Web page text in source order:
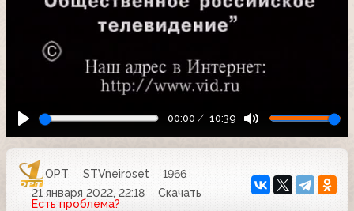
00:00 10:39
ОРТ STVneiroset
1966
21 января 2022, 22:18
Скачать
Есть проблема?